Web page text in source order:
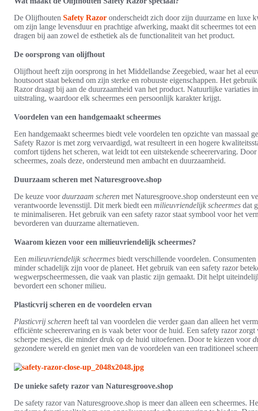
De Olijfhouten Safety Razor onderscheidt zich door zijn duurzame en luxe
om zijn lange levensduur en prachtige afwerking, maakt dit scheermes tot
dragen bij aan zowel de esthetiek als de functionaliteit van het product.
De oorsprong van olijfhout
Olijfhout heeft zijn oorsprong in het Middellandse Zeegebied, waar het al
houtsoort staat bekend om zijn sterke en robuuste eigenschappen. Het
Razor draagt bij aan de duurzaamheid van het product. Natuurlijke variaties
uitstraling, waardoor elk scheermes een persoonlijk karakter krijgt.
Voordelen van een handgemaakt scheermes
Een handgemaakt scheermes biedt vele voordelen ten opzichte van massaal
Safety Razor is met zorg vervaardigd, wat resulteert in een hogere
comfort tijdens het scheren, wat leidt tot een uitstekende scheerervaring.
scheermes, zoals deze, ondersteund men ambacht en duurzaamheid.
Duurzaam scheren met Naturesgroove.shop
De keuze voorduurzaam scheren met Naturesgroove.shop ondersteunt een
verantwoorde levensstijl. Dit merk biedt een milieuvriendelijk scheermes dat
te minimaliseren. Het gebruik van een safety razor staat symbool voor het
bevorderen van duurzame alternatieven.
Waarom kiezen voor een milieuvriendelijk scheermes?
Een milieuvriendelijk scheermes biedt verschillende voordelen.
minder schadelijk zijn voor de planeet. Het gebruik van een safety razor
wegwerpscheermessen, die vaak van plastic zijn gemaakt. Dit helpt
bevordert een schoner milieu.
Plasticvrij scheren en de voordelen ervan
Plasticvrij scheren heeft tal van voordelen die verder gaan dan alleen het
efficiënte scheerervaring en is vaak beter voor de huid. Een safety razor
scherpe mesjes, die minder druk op de huid uitoefenen. Door te kiezen voor
gezondere wereld en geniet men van de voordelen van een traditioneel
De unieke safety razor van Naturesgroove.shop
De safety razor van Naturesgroove.shop is meer dan alleen een scheermes.